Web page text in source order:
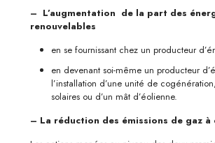
– L’augmentation de la part des
renouvelables
en se fournissant chez un producteur
en devenant soi-même un producteur
l’installation d’une unité de
solaires ou d’un mât d’éolienne.
– La réduction des émissions de gaz